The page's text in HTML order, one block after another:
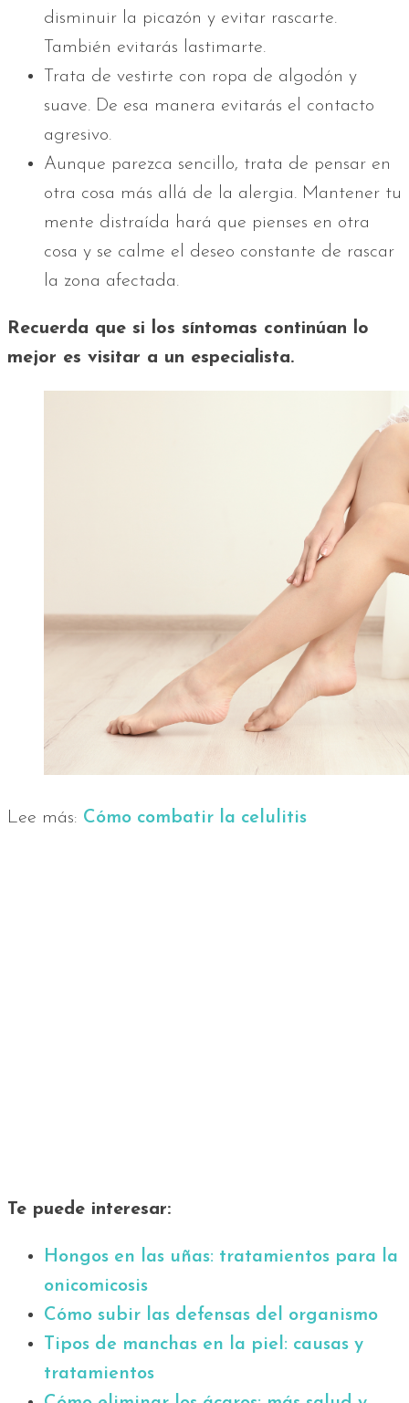
disminuir la picazón y evitar rascarte.
También evitarás lastimarte.
Trata de vestirte con ropa de algodón y
suave. De esa manera evitarás el contacto
agresivo.
Aunque parezca sencillo, trata de pensar en
otra cosa más allá de la alergia. Mantener tu
mente distraída hará que pienses en otra
cosa y se calme el deseo constante de rascar
la zona afectada.
Recuerda que si los síntomas continúan lo
mejor es visitar a un especialista.
Lee más: Cómo combatir la celulitis
Te puede interesar:
Hongos en las uñas: tratamientos para la
onicomicosis
Cómo subir las defensas del organismo
Tipos de manchas en la piel: causas y
tratamientos